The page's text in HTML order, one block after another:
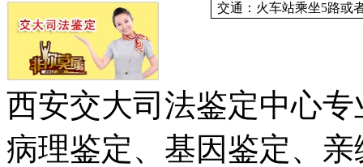
交通：火车站乘坐5路或
西安交大司法鉴定中心专
病理鉴定、基因鉴定、